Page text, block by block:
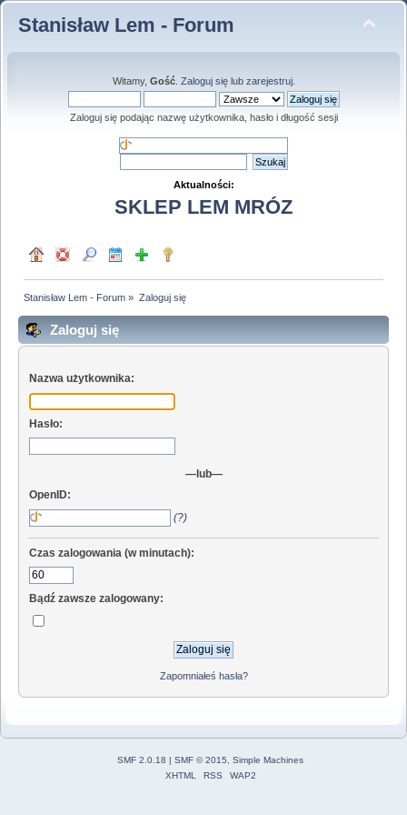
Stanisław Lem - Forum
Witamy, Gość. Zaloguj sięlub zarejestruj.
Zaloguj się podając nazwę użytkownika, hasło i długość sesji
Aktualności:
SKLEP LEM MRÓZ
Stanisław Lem - Forum » Zaloguj się
Zaloguj się
Nazwa użytkownika:
Hasło:
—lub—
OpenID:
(?)
Czas zalogowania (w minutach):
Bądź zawsze zalogowany:
Zapomniałeś hasła?
SMF 2.0.18 SMF © 2015, Simple Machines
XHTML
RSS WAP2